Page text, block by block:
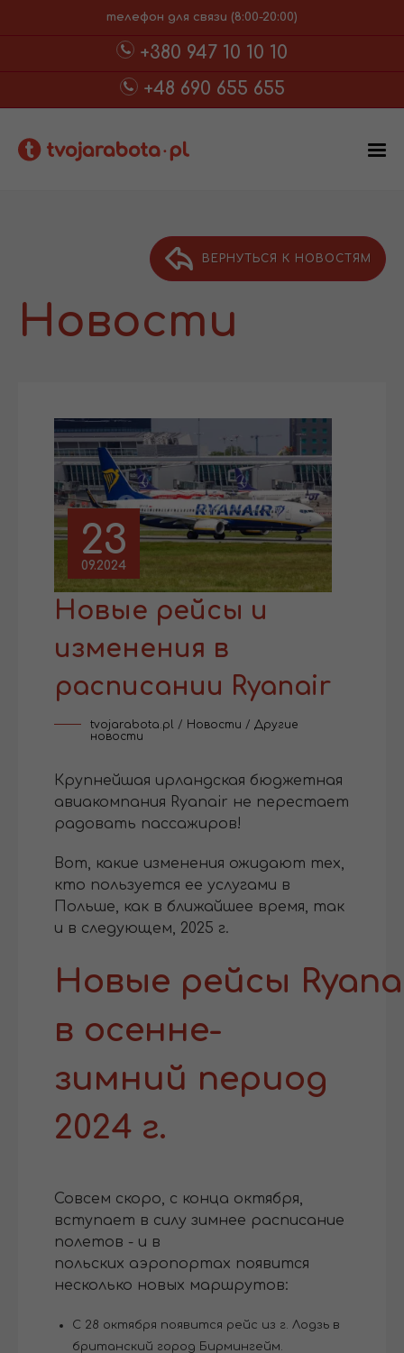
телефон для связи (8:00-20:00)
+380 947 10 10 10
+48 690 655 655
ВЕРНУТЬСЯ К НОВОСТЯМ
Новости
23
09.2024
Новые рейсы и
изменения в
расписании Ryanair
tvojarabota.pl / Новости / Другие
новости
Крупнейшая ирландская бюджетная
авиакомпания Ryanair не перестает
радовать пассажиров!
Вот, какие изменения ожидают тех,
кто пользуется ее услугами в
Польше, как в ближайшее время, так
и в следующем, 2025 г.
Новые рейсы
в осенне-
зимний период
2024 г.
Совсем скоро, с конца октября,
вступает в силу зимнее расписание
полетов - и в
польских аэропортах появится
несколько новых маршрутов:
С 28 октября появится рейс из г. Лодзь в
британский город Бирмингейм.